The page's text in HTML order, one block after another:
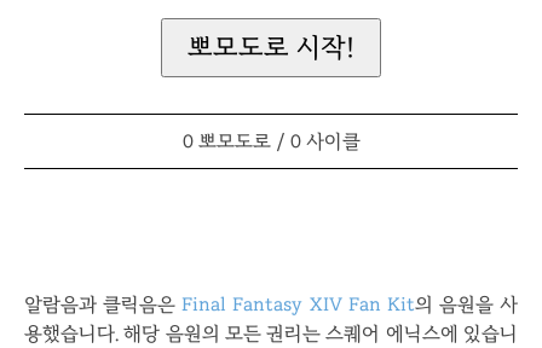
뽀모도로 시작!
0 뽀모도로 / 0 사이클
알람음과 클릭음은Final Fantasy XIV Fan Kit의 음원을 사
용했습니다. 해당 음원의 모든 권리는 스퀘어 에닉스에 있습니